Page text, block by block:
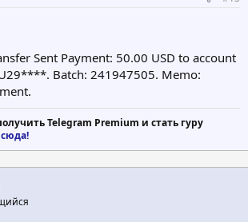
Sent Payment: 50.00 USD to account
Batch: 241947505. Memo:
Telegram Premium и стать гуру